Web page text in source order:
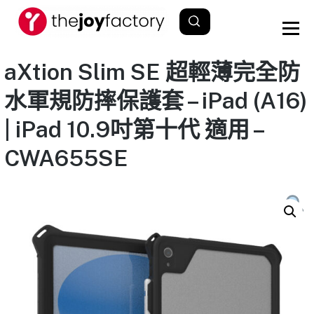
aXtion Slim SE 超輕薄完全防
水軍規防摔保護套 – iPad (A16)
| iPad 10.9吋第十代 適用 –
CWA655SE